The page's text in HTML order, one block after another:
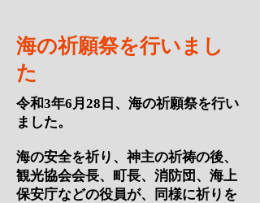
​海の祈願祭を行いまし
た
令和3年6月28日、 海の祈願祭を行い
ました。
海の安全を祈り、神主の祈祷の後、
観光協会会長、町長、消防団、海上
保安庁などの役員が、同様に祈りを